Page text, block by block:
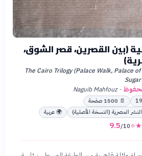
(بين القصرين، قصر الشوق،
The Cairo Trilogy (Palace Walk, Palace
·
Naguib Mahfouz
📄
1500 صفحة
النشر المصرية (النسخة الأصلية) 🌍عربية
★
⭐
9.5/10